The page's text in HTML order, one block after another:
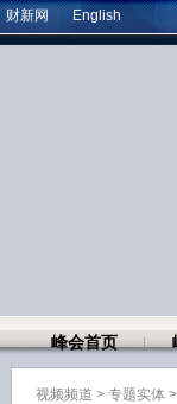
财新网 English
峰会首页
视频频道 > 专题实体 >